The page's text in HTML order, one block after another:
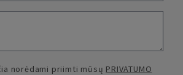
norėdami priimti mūsų PRIVATUMO